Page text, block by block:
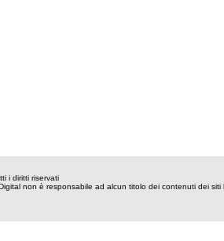
i diritti riservati
non è responsabile ad alcun titolo dei contenuti dei siti